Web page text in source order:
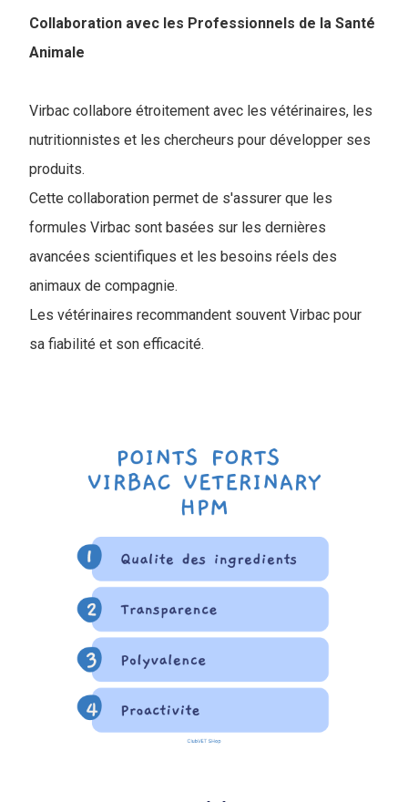
Collaboration avec les Professionnels de la Santé
Animale
Virbac collabore étroitement avec les vétérinaires, les
nutritionnistes et les chercheurs pour développer ses
produits.
Cette collaboration permet de s'assurer que les
formules Virbac sont basées sur les dernières
avancées scientifiques et les besoins réels des
animaux de compagnie.
Les vétérinaires recommandent souvent Virbac pour
sa fiabilité et son efficacité.